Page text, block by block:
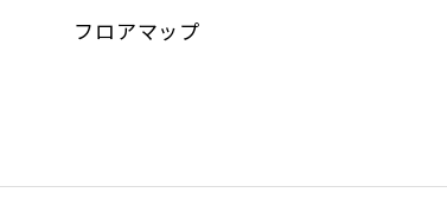
フロアマップ